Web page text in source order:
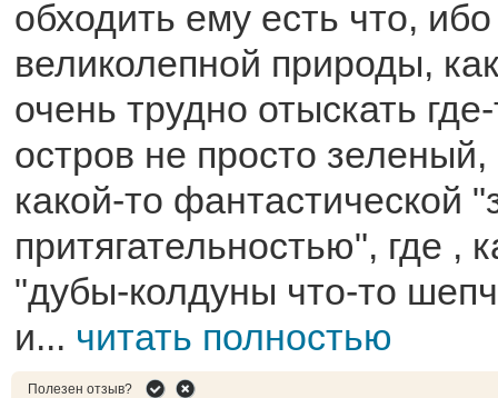
обходить ему есть что,
великолепной природы,
очень трудно отыскать
остров не просто
какой-то фантастической
притягательностью", где ,
"дубы-колдуны что-то
и... читать полностью
Полезен отзыв?